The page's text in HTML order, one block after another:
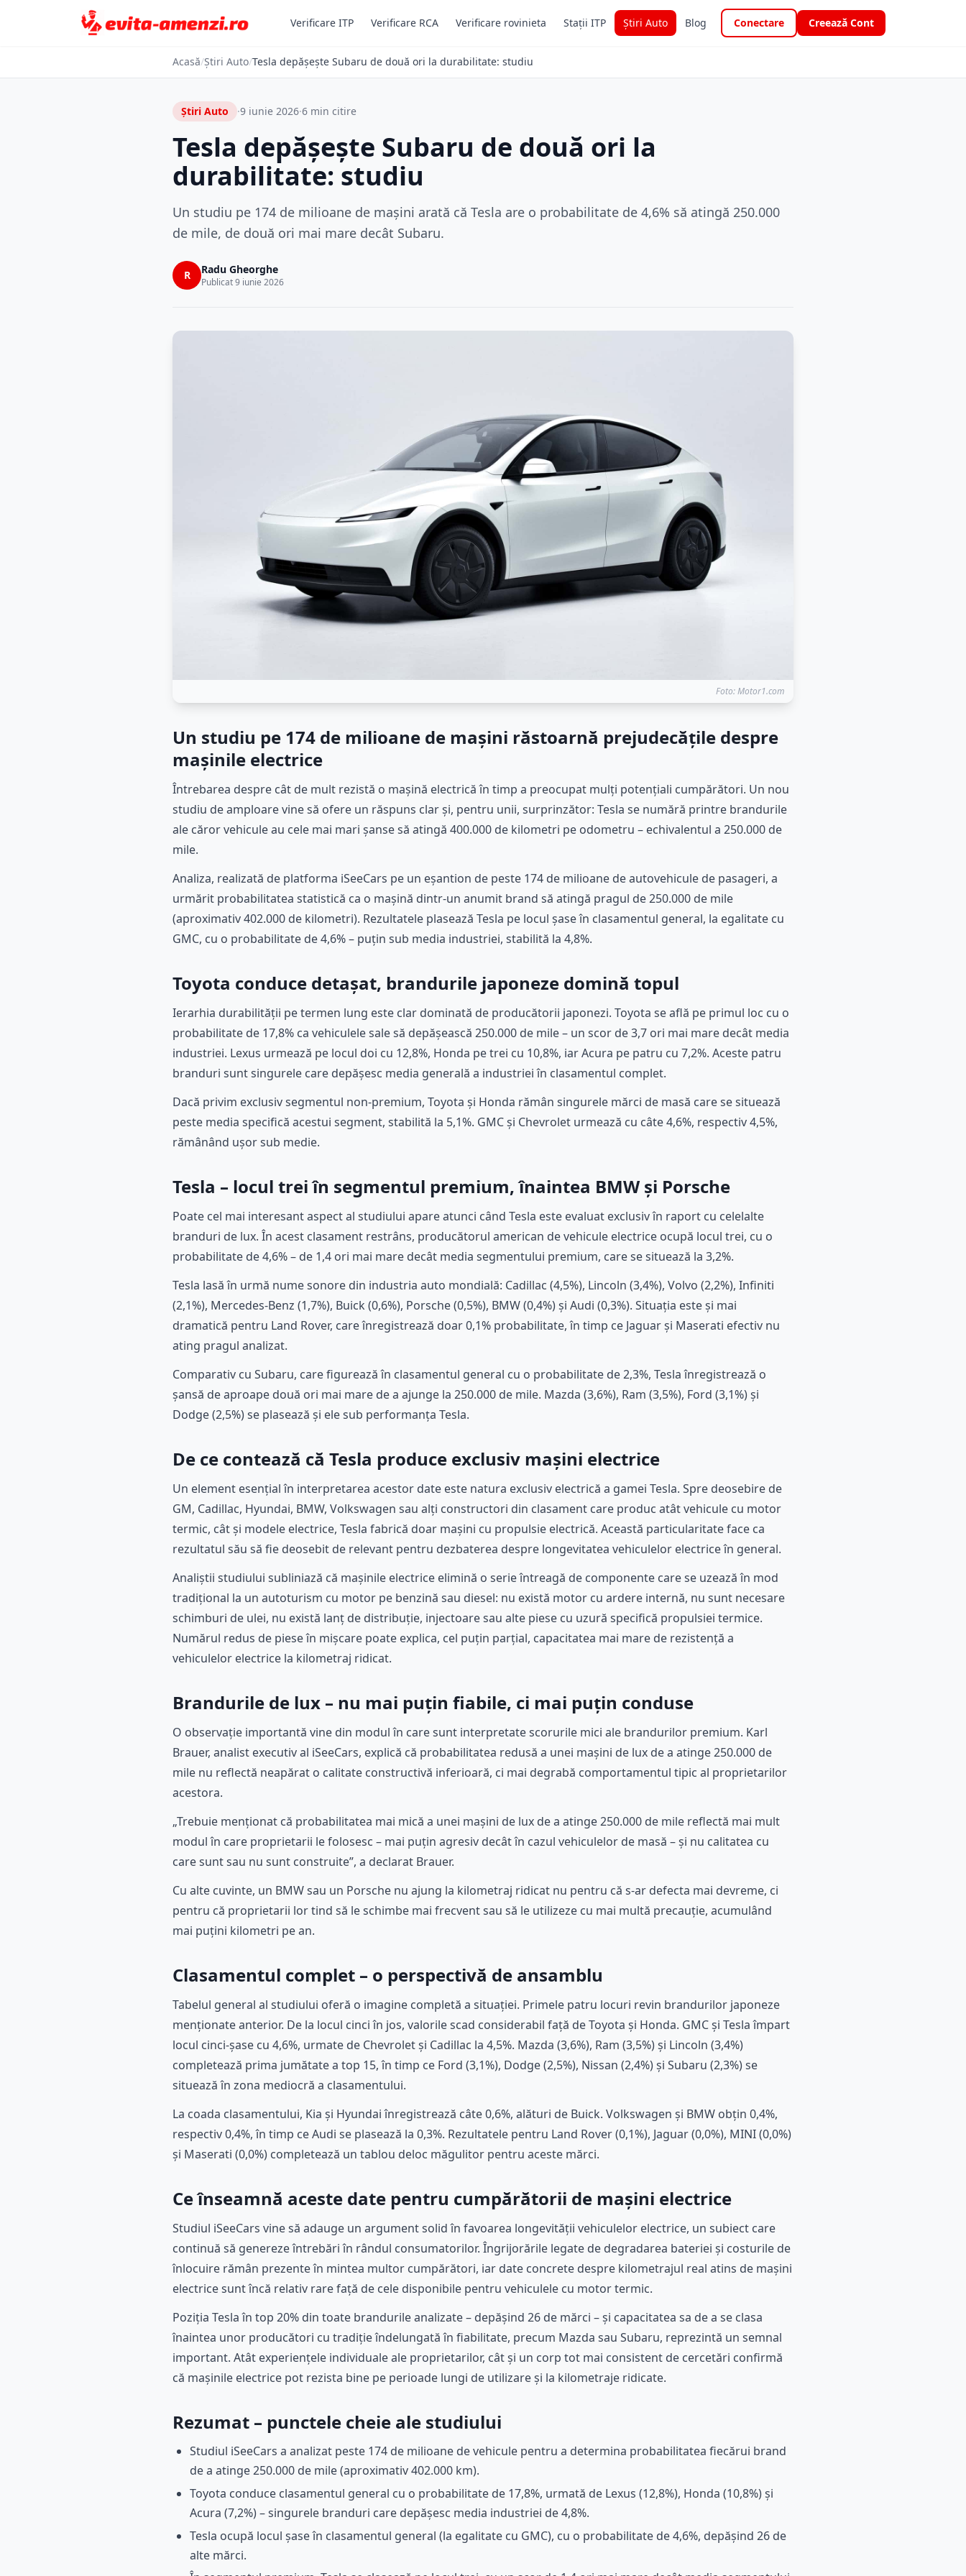
Verificare ITP Verificare RCA Verificare rovinieta Stații ITP Știri Auto Blog Conectare Creează Cont
Acasă/Știri Auto/Tesla depășește Subaru de două ori la durabilitate: studiu
Știri Auto ·9 iunie 2026·6 min citire
Tesla depășește Subaru de două ori la
durabilitate: studiu
Un studiu pe 174 de milioane de mașini arată că Tesla are o probabilitate de 4,6% să atingă 250.000
de mile, de două ori mai mare decât Subaru.
R Radu Gheorghe
Publicat 9 iunie 2026
Foto: Motor1.com
Un studiu pe 174 de milioane de mașini răstoarnă prejudecățile despre
mașinile electrice
Întrebarea despre cât de mult rezistă o mașină electrică în timp a preocupat mulți potențiali cumpărători. Un nou
studiu de amploare vine să ofere un răspuns clar și, pentru unii, surprinzător: Tesla se numără printre brandurile
ale căror vehicule au cele mai mari șanse să atingă 400.000 de kilometri pe odometru – echivalentul a 250.000 de
mile.
Analiza, realizată de platforma iSeeCars pe un eșantion de peste 174 de milioane de autovehicule de pasageri, a
urmărit probabilitatea statistică ca o mașină dintr-un anumit brand să atingă pragul de 250.000 de mile
(aproximativ 402.000 de kilometri). Rezultatele plasează Tesla pe locul șase în clasamentul general, la egalitate cu
GMC, cu o probabilitate de 4,6% – puțin sub media industriei, stabilită la 4,8%.
Toyota conduce detașat, brandurile japoneze domină topul
Ierarhia durabilității pe termen lung este clar dominată de producătorii japonezi. Toyota se află pe primul loc cu o
probabilitate de 17,8% ca vehiculele sale să depășească 250.000 de mile – un scor de 3,7 ori mai mare decât media
industriei. Lexus urmează pe locul doi cu 12,8%, Honda pe trei cu 10,8%, iar Acura pe patru cu 7,2%. Aceste patru
branduri sunt singurele care depășesc media generală a industriei în clasamentul complet.
Dacă privim exclusiv segmentul non-premium, Toyota și Honda rămân singurele mărci de masă care se situează
peste media specifică acestui segment, stabilită la 5,1%. GMC și Chevrolet urmează cu câte 4,6%, respectiv 4,5%,
rămânând ușor sub medie.
Tesla – locul trei în segmentul premium, înaintea BMW și Porsche
Poate cel mai interesant aspect al studiului apare atunci când Tesla este evaluat exclusiv în raport cu celelalte
branduri de lux. În acest clasament restrâns, producătorul american de vehicule electrice ocupă locul trei, cu o
probabilitate de 4,6% – de 1,4 ori mai mare decât media segmentului premium, care se situează la 3,2%.
Tesla lasă în urmă nume sonore din industria auto mondială: Cadillac (4,5%), Lincoln (3,4%), Volvo (2,2%), Infiniti
(2,1%), Mercedes-Benz (1,7%), Buick (0,6%), Porsche (0,5%), BMW (0,4%) și Audi (0,3%). Situația este și mai
dramatică pentru Land Rover, care înregistrează doar 0,1% probabilitate, în timp ce Jaguar și Maserati efectiv nu
ating pragul analizat.
Comparativ cu Subaru, care figurează în clasamentul general cu o probabilitate de 2,3%, Tesla înregistrează o
șansă de aproape două ori mai mare de a ajunge la 250.000 de mile. Mazda (3,6%), Ram (3,5%), Ford (3,1%) și
Dodge (2,5%) se plasează și ele sub performanța Tesla.
De ce contează că Tesla produce exclusiv mașini electrice
Un element esențial în interpretarea acestor date este natura exclusiv electrică a gamei Tesla. Spre deosebire de
GM, Cadillac, Hyundai, BMW, Volkswagen sau alți constructori din clasament care produc atât vehicule cu motor
termic, cât și modele electrice, Tesla fabrică doar mașini cu propulsie electrică. Această particularitate face ca
rezultatul său să fie deosebit de relevant pentru dezbaterea despre longevitatea vehiculelor electrice în general.
Analiștii studiului subliniază că mașinile electrice elimină o serie întreagă de componente care se uzează în mod
tradițional la un autoturism cu motor pe benzină sau diesel: nu există motor cu ardere internă, nu sunt necesare
schimburi de ulei, nu există lanț de distribuție, injectoare sau alte piese cu uzură specifică propulsiei termice.
Numărul redus de piese în mișcare poate explica, cel puțin parțial, capacitatea mai mare de rezistență a
vehiculelor electrice la kilometraj ridicat.
Brandurile de lux – nu mai puțin fiabile, ci mai puțin conduse
O observație importantă vine din modul în care sunt interpretate scorurile mici ale brandurilor premium. Karl
Brauer, analist executiv al iSeeCars, explică că probabilitatea redusă a unei mașini de lux de a atinge 250.000 de
mile nu reflectă neapărat o calitate constructivă inferioară, ci mai degrabă comportamentul tipic al proprietarilor
acestora.
„Trebuie menționat că probabilitatea mai mică a unei mașini de lux de a atinge 250.000 de mile reflectă mai mult
modul în care proprietarii le folosesc – mai puțin agresiv decât în cazul vehiculelor de masă – și nu calitatea cu
care sunt sau nu sunt construite”, a declarat Brauer.
Cu alte cuvinte, un BMW sau un Porsche nu ajung la kilometraj ridicat nu pentru că s-ar defecta mai devreme, ci
pentru că proprietarii lor tind să le schimbe mai frecvent sau să le utilizeze cu mai multă precauție, acumulând
mai puțini kilometri pe an.
Clasamentul complet – o perspectivă de ansamblu
Tabelul general al studiului oferă o imagine completă a situației. Primele patru locuri revin brandurilor japoneze
menționate anterior. De la locul cinci în jos, valorile scad considerabil față de Toyota și Honda. GMC și Tesla împart
locul cinci-șase cu 4,6%, urmate de Chevrolet și Cadillac la 4,5%. Mazda (3,6%), Ram (3,5%) și Lincoln (3,4%)
completează prima jumătate a top 15, în timp ce Ford (3,1%), Dodge (2,5%), Nissan (2,4%) și Subaru (2,3%) se
situează în zona mediocră a clasamentului.
La coada clasamentului, Kia și Hyundai înregistrează câte 0,6%, alături de Buick. Volkswagen și BMW obțin 0,4%,
respectiv 0,4%, în timp ce Audi se plasează la 0,3%. Rezultatele pentru Land Rover (0,1%), Jaguar (0,0%), MINI (0,0%)
și Maserati (0,0%) completează un tablou deloc măgulitor pentru aceste mărci.
Ce înseamnă aceste date pentru cumpărătorii de mașini electrice
Studiul iSeeCars vine să adauge un argument solid în favoarea longevității vehiculelor electrice, un subiect care
continuă să genereze întrebări în rândul consumatorilor. Îngrijorările legate de degradarea bateriei și costurile de
înlocuire rămân prezente în mintea multor cumpărători, iar date concrete despre kilometrajul real atins de mașini
electrice sunt încă relativ rare față de cele disponibile pentru vehiculele cu motor termic.
Poziția Tesla în top 20% din toate brandurile analizate – depășind 26 de mărci – și capacitatea sa de a se clasa
înaintea unor producători cu tradiție îndelungată în fiabilitate, precum Mazda sau Subaru, reprezintă un semnal
important. Atât experiențele individuale ale proprietarilor, cât și un corp tot mai consistent de cercetări confirmă
că mașinile electrice pot rezista bine pe perioade lungi de utilizare și la kilometraje ridicate.
Rezumat – punctele cheie ale studiului
Studiul iSeeCars a analizat peste 174 de milioane de vehicule pentru a determina probabilitatea fiecărui brand
de a atinge 250.000 de mile (aproximativ 402.000 km).
Toyota conduce clasamentul general cu o probabilitate de 17,8%, urmată de Lexus (12,8%), Honda (10,8%) și
Acura (7,2%) – singurele branduri care depășesc media industriei de 4,8%.
Tesla ocupă locul șase în clasamentul general (la egalitate cu GMC), cu o probabilitate de 4,6%, depășind 26 de
alte mărci.